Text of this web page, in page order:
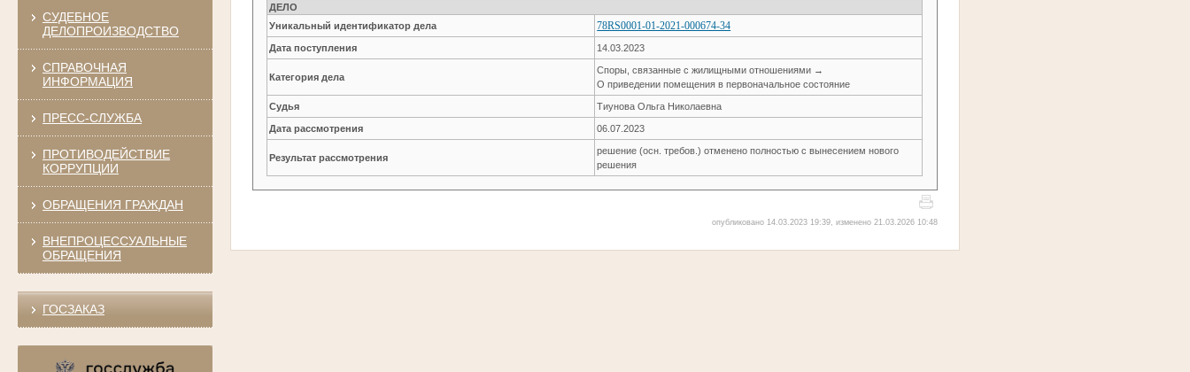
СУДЕБНОЕ
ДЕЛОПРОИЗВОДСТВО
СПРАВОЧНАЯ
ИНФОРМАЦИЯ
ПРЕСС-СЛУЖБА
ПРОТИВОДЕЙСТВИЕ
КОРРУПЦИИ
ОБРАЩЕНИЯ ГРАЖДАН
ВНЕПРОЦЕССУАЛЬНЫЕ
ОБРАЩЕНИЯ
ГОСЗАКАЗ
ДЕЛО
Уникальный идентификатор дела
78RS0001-01-2021-000674-34
Дата поступления 14.03.2023
Категория дела
Споры, связанные с жилищными отношениями →
О приведении помещения в первоначальное состояние
Судья Тиунова Ольга Николаевна
Дата рассмотрения 06.07.2023
Результат рассмотрения
решение (осн. требов.) отменено полностью с вынесением нового
решения
опубликовано 14.03.2023 19:39, изменено 21.03.2026 10:48